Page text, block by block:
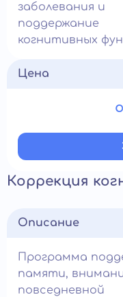
заболевания и
поддержание
когнитивных
Цена
Коррекция
Описание
Программа
памяти,
повседневной